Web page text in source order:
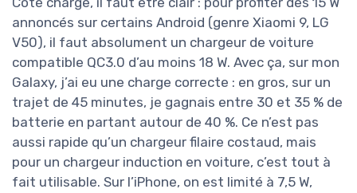
annoncés sur certains Android (genre Xiaomi 9, LG
V50), il faut absolument un chargeur de voiture
compatible QC3.0 d’au moins 18 W. Avec ça, sur mon
Galaxy, j’ai eu une charge correcte : en gros, sur un
trajet de 45 minutes, je gagnais entre 30 et 35 % de
batterie en partant autour de 40 %. Ce n’est pas
aussi rapide qu’un chargeur filaire costaud, mais
pour un chargeur induction en voiture, c’est tout à
fait utilisable. Sur l’iPhone, on est limité à 7,5 W,